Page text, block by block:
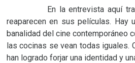
En la entrevista aquí
reaparecen en sus películas. Hay
banalidad del cine contemporáneo
las cocinas se vean todas iguales.
han logrado forjar una identidad y